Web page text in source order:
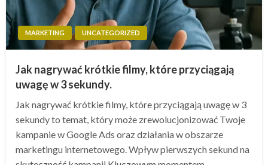
MARKETING UNCATEGORIZED
Jak nagrywać krótkie filmy, które przyciągają
uwagę w 3 sekundy.
Jak nagrywać krótkie filmy, które przyciągają uwagę w 3
sekundy to temat, który może zrewolucjonizować Twoje
kampanie w Google Ads oraz działania w obszarze
marketingu internetowego. Wpływ pierwszych sekund na